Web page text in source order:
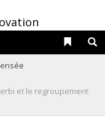
Liens
et le regroupement